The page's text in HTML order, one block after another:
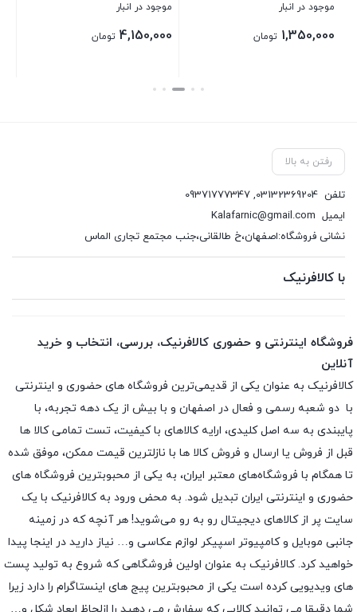
موجود در انبار
1,350,000 تومان
موجود در انبار
4,150,000 تومان
بستن
رفتن به بالا
تلفن 03132369204
,
09371777347
ایمیل Kalafarnic@gmail.com
نشانی فروشگاه:اصفهان،خ طالقانی،جنب مجتمع تجاری الماس
با کالافرنیک
فروشگاه اینترنتی و حضوری کالافرنیک، بررسی، انتخاب و خرید
آنلاین
کالافرنیک به عنوان یکی از قدیمی‌ترین فروشگاه های حضوری و اینترنتی
با دو شعبه رسمی و فعال در اصفهان و با بیش از یک دهه تجربه، با
پایبندی به سه اصل کلیدی، ارایه کالاهای با کیفیت، تست تمامی کالا ها
قبل از فروش یا ارسال و فروش کالا ها با نازلترین قیمت ممکن، موفق شده
تا همگام با فروشگاه‌های معتبر ایران، به یکی از محبوبترین فروشگاه های
حضوری و اینترنتی ایران تبدیل شود. به محض ورود به کالافرنیک با یک
سایت پر از کالاهای دیجیتال رو به رو می‌شوید! هر آنچه که در زمینه
جانبی موبایل و کامپیوتر اسپیکر لوازم عکاسی و… نیاز دارید در اینجا پیدا
خواهید کرد. کالافرنیک به عنوان اولین فروشگاهی که شروع به تولید پست
های ویدیویی کرده است یکی از محبوبترین پیج های اینستاگرام را دارد زیرا